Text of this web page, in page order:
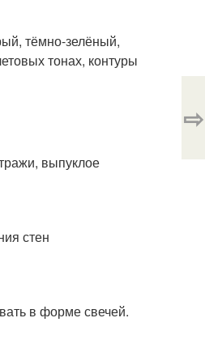
тёмно-зелёный,
тонах, контуры
выпуклое
стен
в форме свечей.
⇨